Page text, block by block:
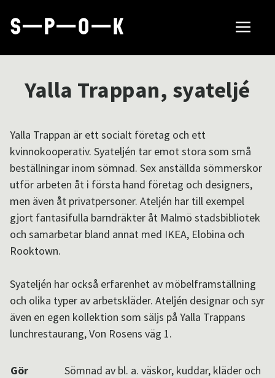
Hubbar
Om SPOK
Samarbeten
Aktuellt i SPOK-nätverket
Yalla Trappan, syateljé
Yalla Trappan är ett socialt företag och ett
kvinnokooperativ. Syateljén tar emot stora som små
beställningar inom sömnad. Sex anställda sömmerskor
utför arbeten åt i första hand företag och designers,
men även åt privatpersoner. Ateljén har till exempel
gjort fantasifulla barndräkter åt Malmö stadsbibliotek
och samarbetar bland annat med IKEA, Elobina och
Rooktown.
Syateljén har också erfarenhet av möbelframställning
och olika typer av arbetskläder. Ateljén designar och syr
även en egen kollektion som säljs på Yalla Trappans
lunchrestaurang, Von Rosens väg 1.
Gör
Sömnad av bl. a. väskor, kuddar, kläder och